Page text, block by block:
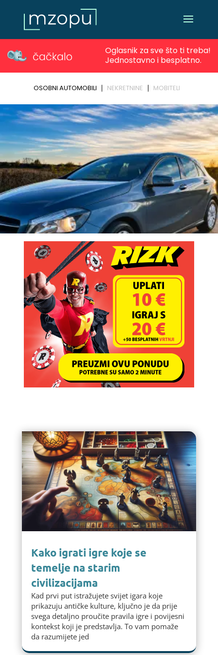
Kako igrati igre koje se
temelje na starim
civilizacijama
Kad prvi put istražujete svijet igara koje
prikazuju antičke kulture, ključno je da prije
svega detaljno proučite pravila igre i povijesni
kontekst koji je predstavlja. To vam pomaže
da razumijete jed